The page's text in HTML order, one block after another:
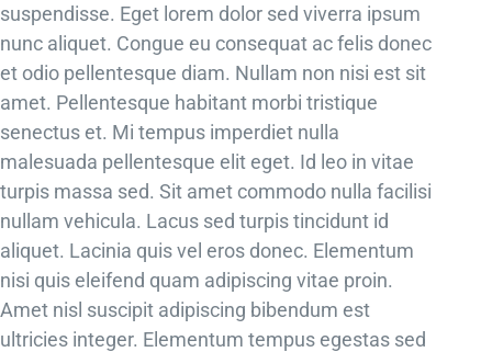
suspendisse. Eget lorem dolor sed viverra ipsum
nunc aliquet. Congue eu consequat ac felis donec
et odio pellentesque diam. Nullam non nisi est sit
amet. Pellentesque habitant morbi tristique
senectus et. Mi tempus imperdiet nulla
malesuada pellentesque elit eget. Id leo in vitae
turpis massa sed. Sit amet commodo nulla facilisi
nullam vehicula. Lacus sed turpis tincidunt id
aliquet. Lacinia quis vel eros donec. Elementum
nisi quis eleifend quam adipiscing vitae proin.
Amet nisl suscipit adipiscing bibendum est
ultricies integer. Elementum tempus egestas sed